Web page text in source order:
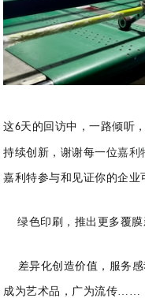
这6天的回访中，一路倾听
持续创新，谢谢每一位嘉利
嘉利特参与和见证你的企业
绿色印刷，推出更多覆膜
差异化创造价值，服务感
成为艺术品，广为流传……